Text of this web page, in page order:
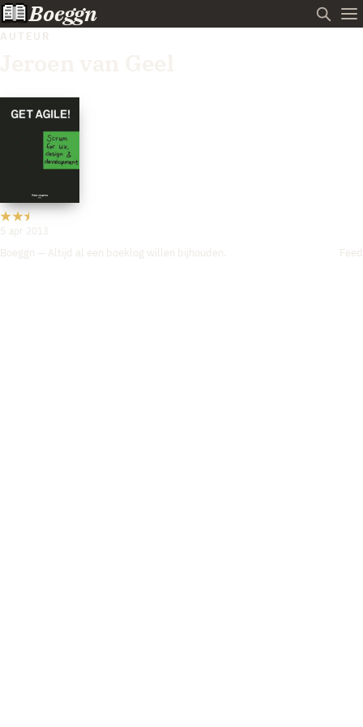
Boeggn
AUTEUR
5 apr 2013
Boeggn — Altijd al een boeklog willen bijhouden.
Feed